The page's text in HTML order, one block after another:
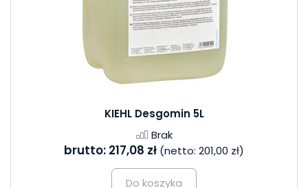
KIEHL Desgomin 5L
Brak
brutto: 217,08 zł (netto: 201,00 zł)
Do koszyka